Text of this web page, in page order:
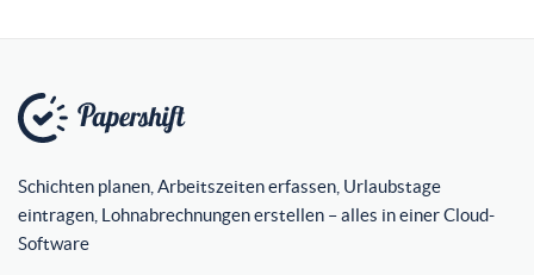
Schichten planen, Arbeitszeiten erfassen, Urlaubstage
eintragen, Lohnabrechnungen erstellen – alles in einer Cloud-
Software